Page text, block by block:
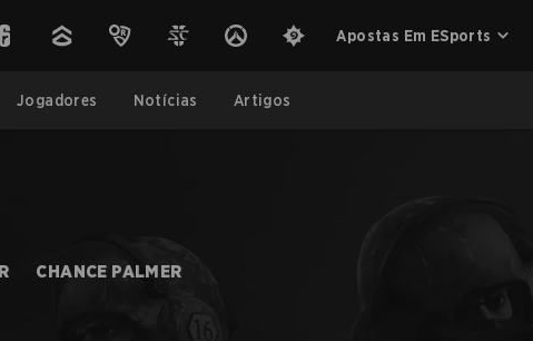
Apostas Em ESports
Jogadores Notícias Artigos
CHANCE PALMER